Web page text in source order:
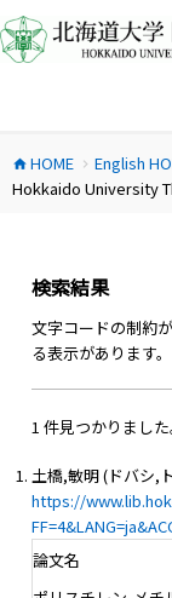
ン
テ
ス
キ
home HOME chevron_right English
Hokkaido University
検索結果
文字コードの制約
る表示があります
1 件見つかりました
土橋,敏明 (ドバシ,
https://
論文名